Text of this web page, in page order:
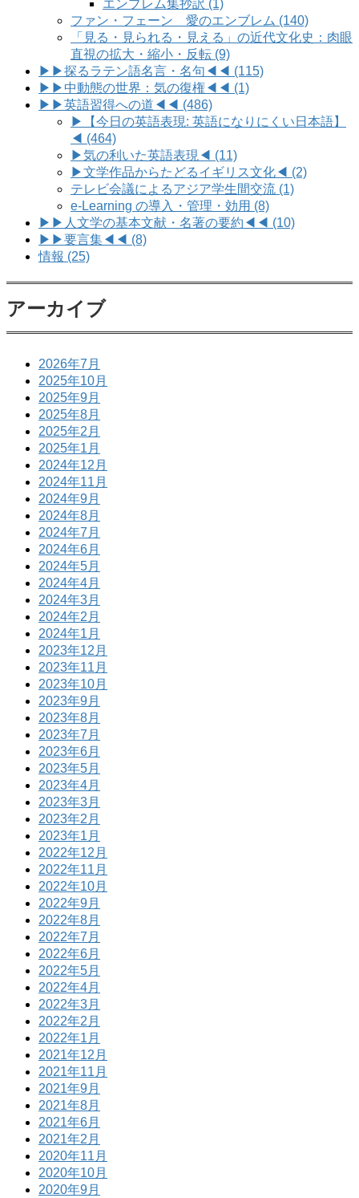
エンブレム集抄訳 (1)
ファン・フェーン 愛のエンブレム (140)
「見る・見られる・見える」の近代文化史：肉眼
直視の拡大・縮小・反転 (9)
▶▶探るラテン語名言・名句◀◀ (115)
▶▶中動態の世界：気の復権◀◀ (1)
▶▶英語習得への道◀◀ (486)
▶【今日の英語表現: 英語になりにくい日本語】
◀ (464)
▶気の利いた英語表現◀ (11)
▶文学作品からたどるイギリス文化◀ (2)
テレビ会議によるアジア学生間交流 (1)
e-Learning の導入・管理・効用 (8)
▶▶人文学の基本文献・名著の要約◀◀ (10)
▶▶要言集◀◀ (8)
情報 (25)
アーカイブ
2026年7月
2025年10月
2025年9月
2025年8月
2025年2月
2025年1月
2024年12月
2024年11月
2024年9月
2024年8月
2024年7月
2024年6月
2024年5月
2024年4月
2024年3月
2024年2月
2024年1月
2023年12月
2023年11月
2023年10月
2023年9月
2023年8月
2023年7月
2023年6月
2023年5月
2023年4月
2023年3月
2023年2月
2023年1月
2022年12月
2022年11月
2022年10月
2022年9月
2022年8月
2022年7月
2022年6月
2022年5月
2022年4月
2022年3月
2022年2月
2022年1月
2021年12月
2021年11月
2021年9月
2021年8月
2021年6月
2021年2月
2020年11月
2020年10月
2020年9月